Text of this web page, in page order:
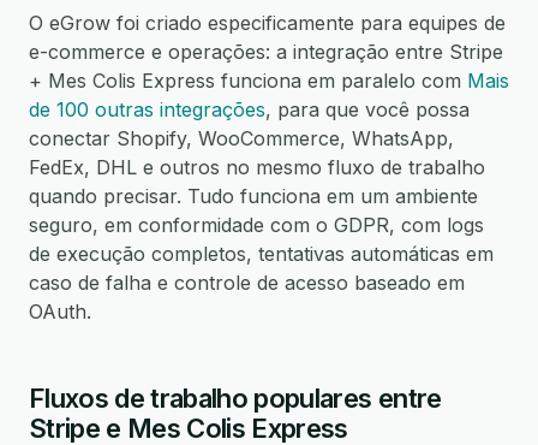
O eGrow foi criado especificamente para equipes de
e-commerce e operações: a integração entre Stripe
+ Mes Colis Express funciona em paralelo com Mais
de 100 outras integrações, para que você possa
conectar Shopify, WooCommerce, WhatsApp,
FedEx, DHL e outros no mesmo fluxo de trabalho
quando precisar. Tudo funciona em um ambiente
seguro, em conformidade com o GDPR, com logs
de execução completos, tentativas automáticas em
caso de falha e controle de acesso baseado em
OAuth.
Fluxos de trabalho populares entre
Stripe e Mes Colis Express